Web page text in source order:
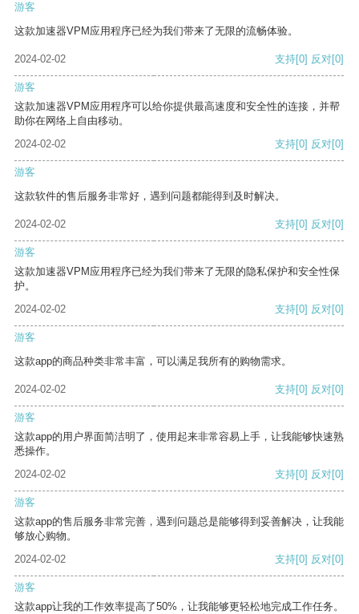
游客
这款加速器VPM应用程序已经为我们带来了无限的流畅体验。
2024-02-02 支持[0] 反对[0]
游客
这款加速器VPM应用程序可以给你提供最高速度和安全性的连接，并帮
助你在网络上自由移动。
2024-02-02
支持[0] 反对[0]
游客
这款软件的售后服务非常好，遇到问题都能得到及时解决。
2024-02-02 支持[0] 反对[0]
游客
这款加速器VPM应用程序已经为我们带来了无限的隐私保护和安全性保
护。
2024-02-02
支持[0] 反对[0]
游客
这款app的商品种类非常丰富，可以满足我所有的购物需求。
2024-02-02 支持[0] 反对[0]
游客
这款app的用户界面简洁明了，使用起来非常容易上手，让我能够快速熟
悉操作。
2024-02-02
支持[0] 反对[0]
游客
这款app的售后服务非常完善，遇到问题总是能够得到妥善解决，让我能
够放心购物。
2024-02-02
支持[0] 反对[0]
游客
这款app让我的工作效率提高了50%，让我能够更轻松地完成工作任务。